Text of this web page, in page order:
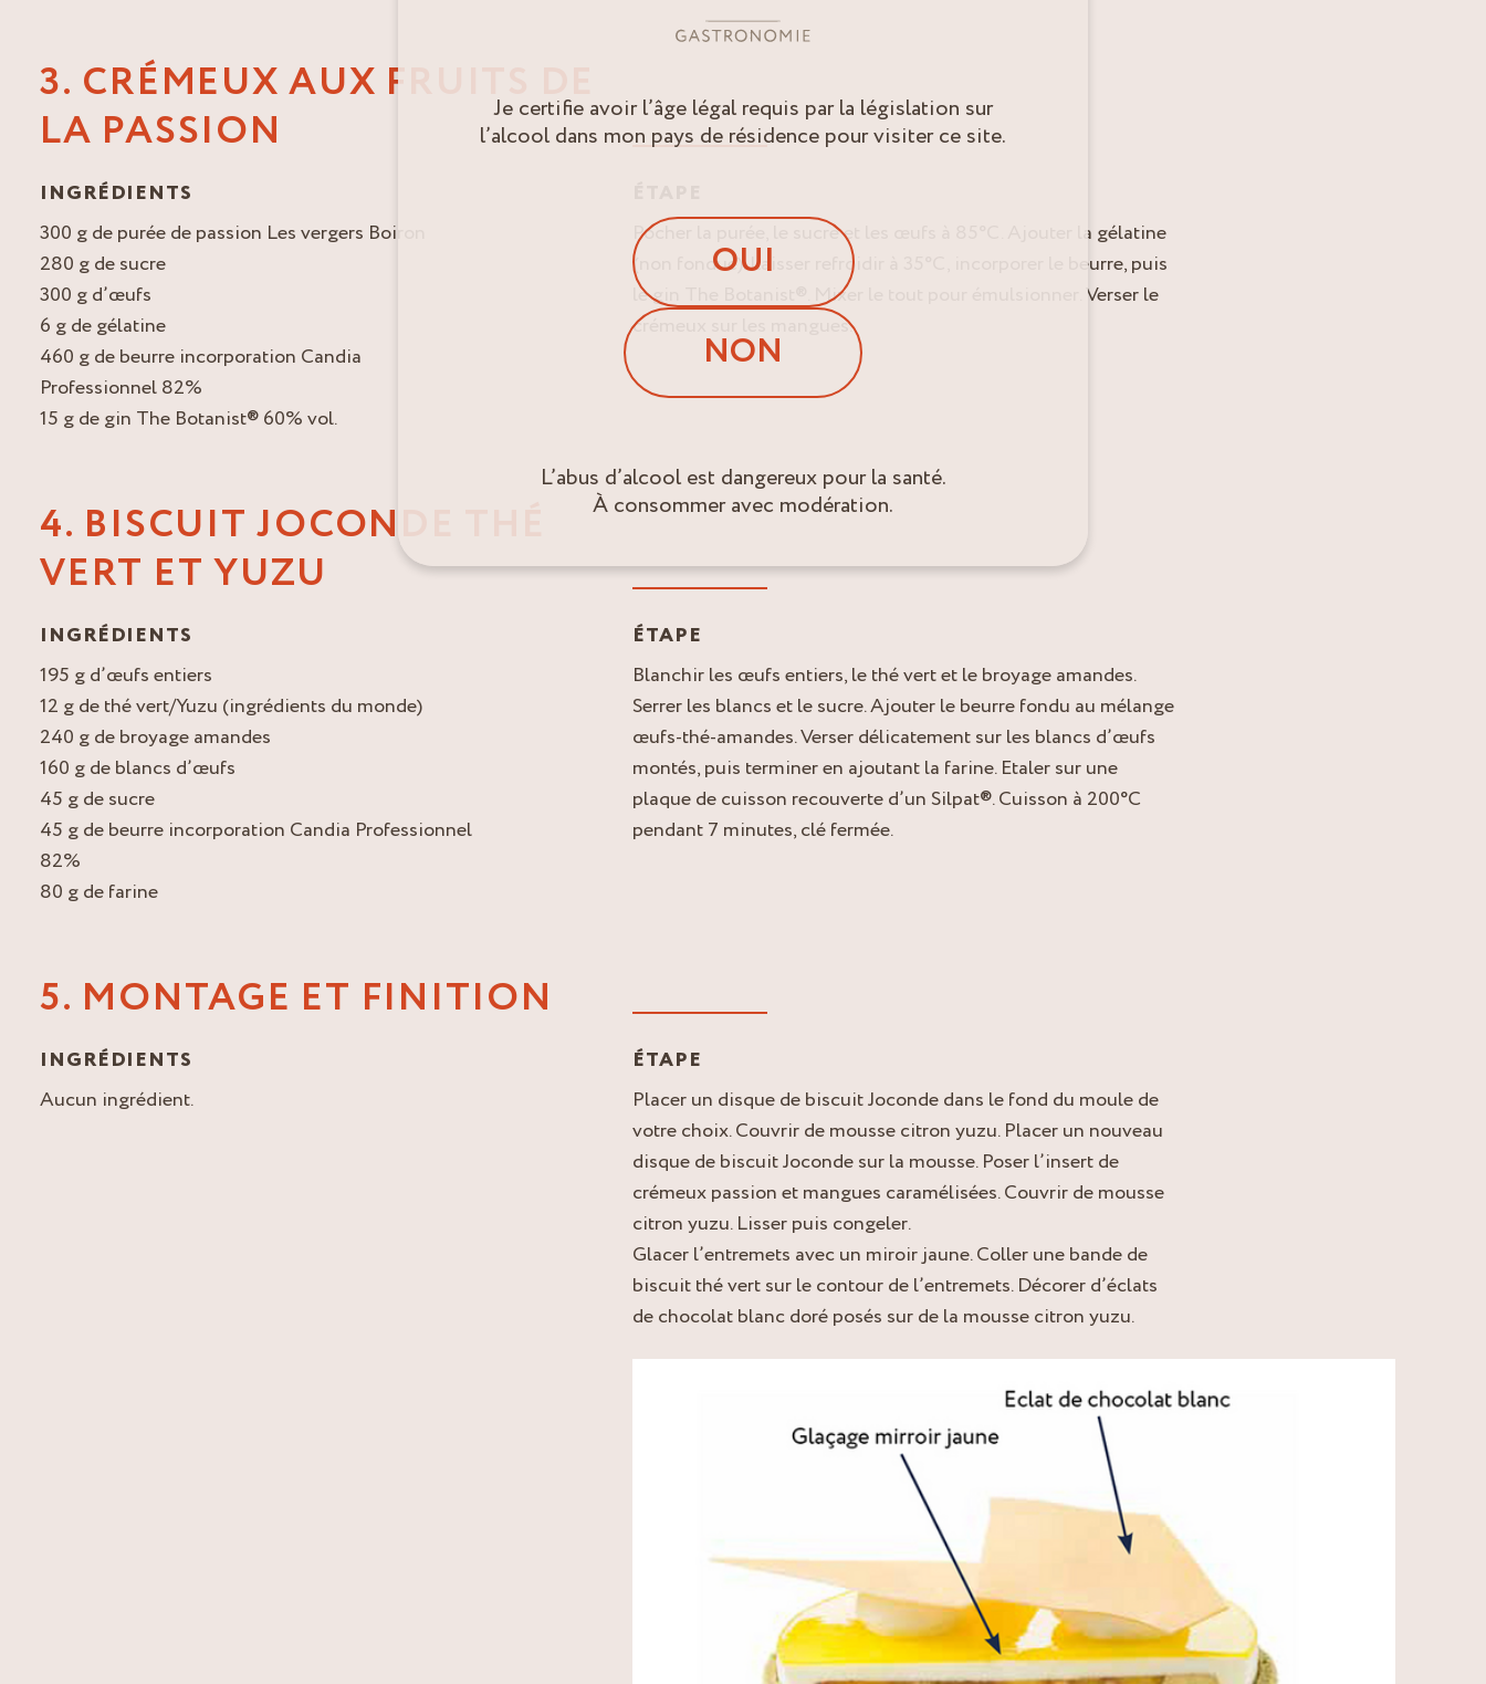
3. CRÉMEUX AUX FRUITS DE
LA PASSION
INGRÉDIENTS
300 g de purée de passion Les vergers Boiron
280 g de sucre
300 g d’œufs
6 g de gélatine
460 g de beurre incorporation Candia
Professionnel 82%
15 g de gin The Botanist® 60% vol.
Pocher la purée, le sucre et les œufs à 85°C. Ajouter la gélatine
(non fondue). Laisser refroidir à 35°C, incorporer le beurre, puis
le gin The Botanist®. Mixer le tout pour émulsionner. Verser le
crémeux sur les mangues.
4. BISCUIT JOCONDE THÉ
VERT ET YUZU
INGRÉDIENTS
195 g d’œufs entiers
12 g de thé vert/Yuzu (ingrédients du monde)
240 g de broyage amandes
160 g de blancs d’œufs
45 g de sucre
45 g de beurre incorporation Candia Professionnel
82%
80 g de farine
ÉTAPE
Blanchir les œufs entiers, le thé vert et le broyage amandes.
Serrer les blancs et le sucre. Ajouter le beurre fondu au mélange
œufs-thé-amandes. Verser délicatement sur les blancs d’œufs
montés, puis terminer en ajoutant la farine. Etaler sur une
plaque de cuisson recouverte d’un Silpat®. Cuisson à 200°C
pendant 7 minutes, clé fermée.
5. MONTAGE ET FINITION
INGRÉDIENTS
Aucun ingrédient.
ÉTAPE
Placer un disque de biscuit Joconde dans le fond du moule de
votre choix. Couvrir de mousse citron yuzu. Placer un nouveau
disque de biscuit Joconde sur la mousse. Poser l’insert de
crémeux passion et mangues caramélisées. Couvrir de mousse
citron yuzu. Lisser puis congeler.
Glacer l’entremets avec un miroir jaune. Coller une bande de
biscuit thé vert sur le contour de l’entremets. Décorer d’éclats
de chocolat blanc doré posés sur de la mousse citron yuzu.
Je certifie avoir l’âge légal requis par la législation sur
l’alcool dans mon pays de résidence pour visiter ce site.
OUI
NON
L’abus d’alcool est dangereux pour la santé.
À consommer avec modération.